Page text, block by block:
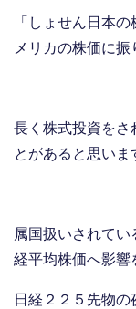
「しょせん日本
メリカの株価に振
長く株式投資をさ
とがあると思いま
属国扱いされてい
経平均株価へ影響
日経２２５先物